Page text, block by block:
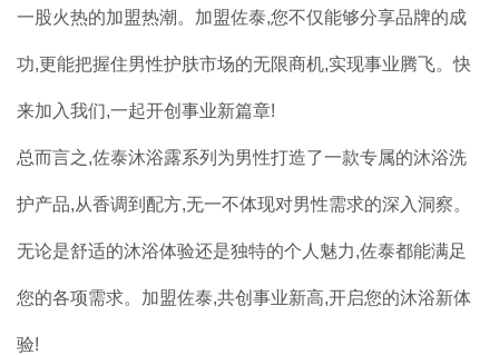
一股火热的加盟热潮。加盟佐泰,您不仅能够分享品牌的成
功,更能把握住男性护肤市场的无限商机,实现事业腾飞。快
来加入我们,一起开创事业新篇章!
总而言之,佐泰沐浴露系列为男性打造了一款专属的沐浴洗
护产品,从香调到配方,无一不体现对男性需求的深入洞察。
无论是舒适的沐浴体验还是独特的个人魅力,佐泰都能满足
您的各项需求。加盟佐泰,共创事业新高,开启您的沐浴新体
验!